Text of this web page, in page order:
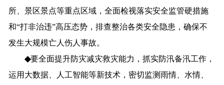
所 、景区景点等重点区域 ，全面检视落实安全监管硬措施
和“打非治违”高压态势，排查整治各类安全隐患，确保不
发生大规模亡人伤人事故。
◆要全面提升防灾减灾救灾能力，抓实防汛备汛工作，
运用大数据、人工智能等新技术， 密切监测雨情、水情、